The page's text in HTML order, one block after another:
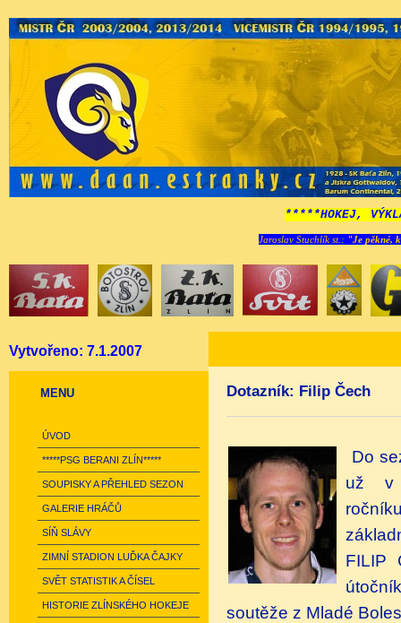
*****HOKEJ,
Jaroslav Stuchlík st.: "Je pěkné,
Vytvořeno: 7.1.2007
MENU
ÚVOD
*****PSG BERANI ZLÍN*****
SOUPISKY A PŘEHLED SEZON
GALERIE HRÁČŮ
SÍŇ SLÁVY
ZIMNÍ STADION LUĎKA ČAJKY
SVĚT STATISTIK A ČÍSEL
HISTORIE ZLÍNSKÉHO HOKEJE
Dotazník: Filip Čech
Do
už v
FILIP
soutěže z Mladé